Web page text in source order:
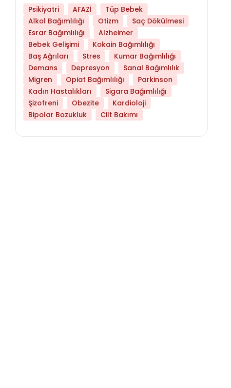
Psikiyatri AFAZİ
Tüp Bebek
Alkol Bağımlılığı
Otizm
Saç Dökülmesi
Esrar Bağımlılığı
Alzheimer
Bebek Gelişimi
Kokain Bağımlılığı
Baş Ağrıları
Stres
Kumar Bağımlılığı
Demans
Depresyon
Sanal Bağımlılık
Migren
Opiat Bağımlılığı
Parkinson
Kadın Hastalıkları
Sigara Bağımlılığı
Şizofreni
Obezite
Kardioloji
Bipolar Bozukluk
Cilt Bakımı